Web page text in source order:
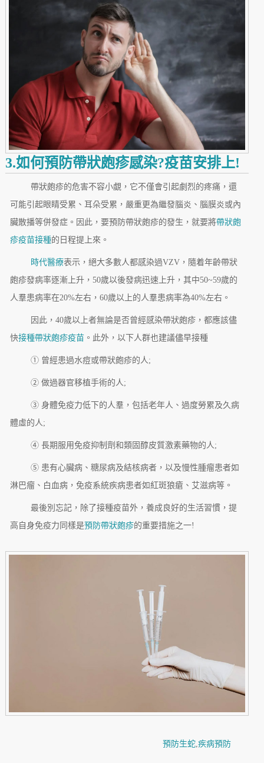
3.如何預防帶狀皰疹感染?疫苗安排上!
帶狀皰疹的危害不容小覷，它不僅會引起劇烈的疼痛，還
可能引起眼睛受累、耳朵受累，嚴重更為繼發腦炎、腦膜炎或內
臟散播等併發症。因此，要預防帶狀皰疹的發生，就要將帶狀皰
疹疫苗接種的日程提上來。
時代醫療表示，絕大多數人都感染過VZV，隨着年齡帶狀
皰疹發病率逐漸上升，50歲以後發病迅速上升，其中50~59歲的
人羣患病率在20%左右，60歲以上的人羣患病率為40%左右。
因此，40歲以上者無論是否曾經感染帶狀皰疹，都應該儘
快接種帶狀皰疹疫苗。此外，以下人群也建議儘早接種
① 曾經患過水痘或帶狀皰疹的人;
② 做過器官移植手術的人;
③ 身體免疫力低下的人羣，包括老年人、過度勞累及久病
體虛的人;
④ 長期服用免疫抑制劑和類固醇皮質激素藥物的人;
⑤ 患有心臟病、糖尿病及結核病者，以及慢性腫瘤患者如
淋巴瘤、白血病，免疫系統疾病患者如紅斑狼瘡、艾滋病等。
最後別忘記，除了接種疫苗外，養成良好的生活習慣，提
高自身免疫力同樣是預防帶狀皰疹的重要措施之一!
預防生蛇,疾病預防